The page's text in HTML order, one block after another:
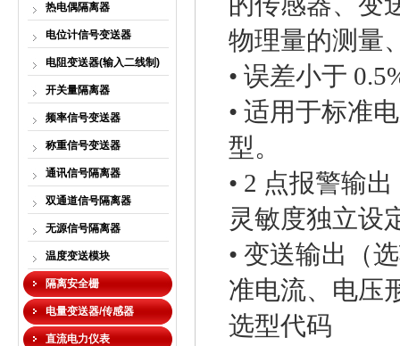
热电偶隔离器
电位计信号变送器
电阻变送器(输入二线制)
开关量隔离器
频率信号变送器
称重信号变送器
通讯信号隔离器
双通道信号隔离器
无源信号隔离器
温度变送模块
隔离安全栅
电量变送器/传感器
直流电力仪表
物理量的测量
• 误差小于
• 适用于标准
型。
• 2 点报警输
灵敏度独立设
• 变送输出（
准电流、电压
选型代码